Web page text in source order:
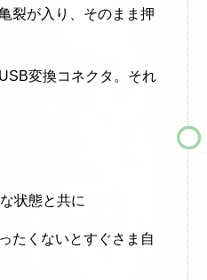
裂が入り、そのまま押
変換コネクタ。それ
状態と共に
たくないとすぐさま自